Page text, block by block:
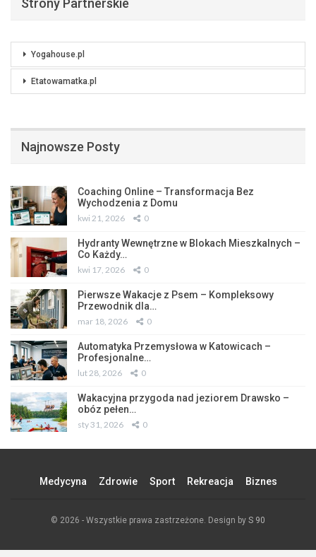
Yogahouse.pl
Etatowamatka.pl
Najnowsze Posty
Coaching Online – Transformacja Bez
Wychodzenia z Domu
kwi 21, 2026 0
Hydranty Wewnętrzne w Blokach Mieszkalnych –
Co Każdy…
kwi 17, 2026 0
Pierwsze Wakacje z Psem – Kompleksowy
Przewodnik dla…
mar 18, 2026 0
Automatyka Przemysłowa w Katowicach –
Profesjonalne…
lut 28, 2026 0
Wakacyjna przygoda nad jeziorem Drawsko –
obóz pełen…
sty 31, 2026 0
Medycyna Zdrowie Sport Rekreacja Biznes
© 2026 - Wszystkie prawa zastrzeżone. Design by S 90